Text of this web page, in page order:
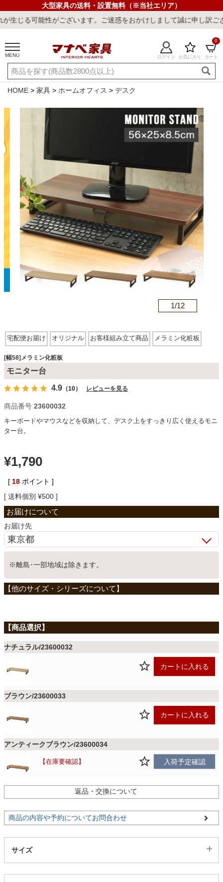
大型家具の送料・設置無料（※当社エリア）
ございます。ご迷惑をおかけしまして誠に申し訳ございません。
MENU ログイン お気に入り カート
0
ご利用ガイド 新規会員登録
店舗一覧 閲覧履歴
キーワード・商品番号で探す
最短発送 冷感ラグ 冷感寝具 ワークデスク ウィルトンラ
ダイニングテーブル・セット
椅子・チェア
ベッド
収納家具
学習机
ホームオフィス
ラグ
収納用品
HOME 家具 ホームオフィス デスク
1/12
宅配便お届け オリジナル お客様組み立て商品 メラミン化粧板
[幅58]メラミン化粧板
モニター台
4.9 （10） レビューを見る
商品番号 23600032
キーボードやマウスなどを収納して、デスク上をすっきり広く使えるモニ
ター台。
¥1,790
[ 18 ポイント ]
送料個別 ¥500
お届け先
※離島･一部地域は除きます。
ナチュラル/23600032
カートに入れる
ブラウン/23600033
カートに入れる
アンティークブラウン/23600034
在庫要確認 入荷予定確認
返品・交換について
商品の内容や予約についてお問合わせ
サイズ